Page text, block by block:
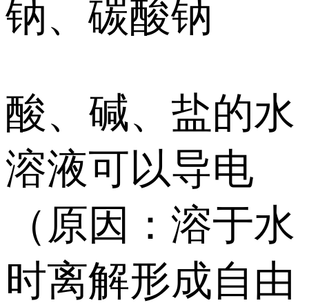
钠、碳酸钠
酸、碱、盐的水
溶液可以导电
（原因：溶于水
时离解形成自由